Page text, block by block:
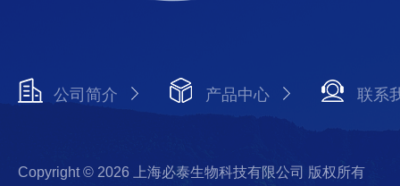
公司简介 产品中心 联系
Copyright © 2026 上海必泰生物科技有限公司 版权所有